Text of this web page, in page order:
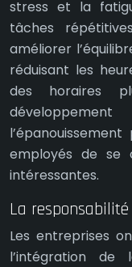
stress et la
tâches
améliorer
réduisant les
des horaires
employés de se
intéressantes.
La responsabilité
Les entreprises
l’intégration de